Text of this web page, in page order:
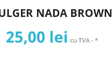
NADA BROWN
25,00 lei cu TVA *